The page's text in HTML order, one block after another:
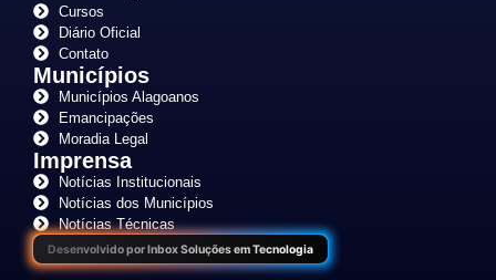
Cursos
Diário Oficial
Contato
Municípios
Municípios Alagoanos
Emancipações
Moradia Legal
Imprensa
Notícias Institucionais
Notícias dos Municípios
Notícias Técnicas
Desenvolvido por Inbox Soluções em Tecnologia